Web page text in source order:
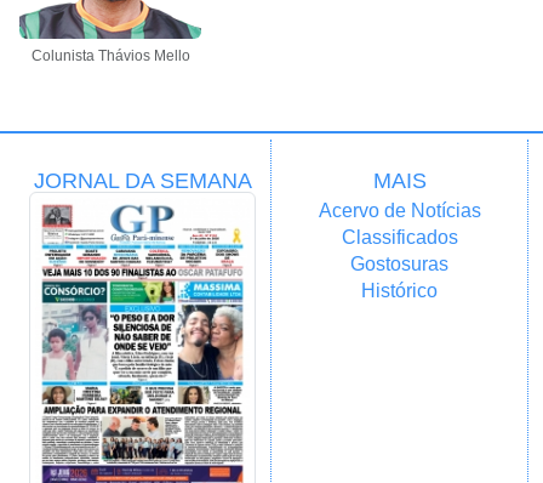
Colunista Thávios Mello
JORNAL DA SEMANA MAIS
Acervo de Notícias
Classificados
Gostosuras
Histórico